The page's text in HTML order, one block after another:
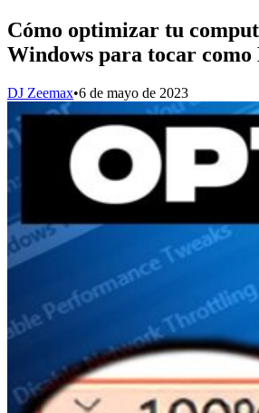
Cómo optimizar tu
Windows para tocar como
DJ Zeemax•6 de mayo de 2023